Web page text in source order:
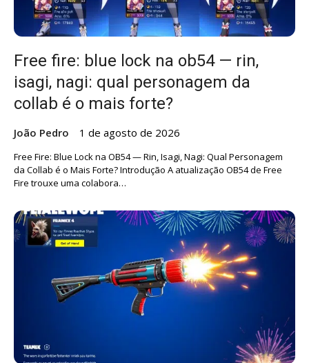
Free fire: blue lock na ob54 — rin,
isagi, nagi: qual personagem da
collab é o mais forte?
João Pedro 1 de agosto de 2026
Free Fire: Blue Lock na OB54 — Rin, Isagi, Nagi: Qual Personagem
da Collab é o Mais Forte? Introdução A atualização OB54 de Free
Fire trouxe uma colabora…